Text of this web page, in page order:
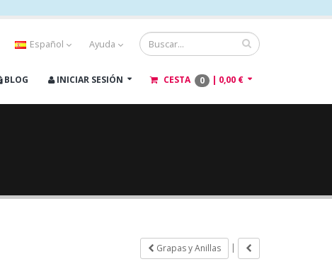
Español Ayuda
BLOG INICIAR SESIÓN CESTA 0 | 0,00 €
Grapas y Anillas |